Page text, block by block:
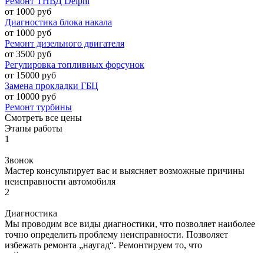
от 1000 руб
Диагностика блока накала
от 1000 руб
Ремонт дизельного двигателя
от 3500 руб
Регулировка топливных форсунок
от 15000 руб
Замена прокладки ГБЦ
от 10000 руб
Ремонт турбины
Смотреть все цены
Этапы работы
1
Звонок
Мастер консультирует вас и выясняет возможные причины
неисправности автомобиля
2
Диагностика
Мы проводим все виды диагностики, что позволяет наиболее
точно определить проблему неисправности. Позволяет
избежать ремонта „наугад“. Ремонтируем то, что